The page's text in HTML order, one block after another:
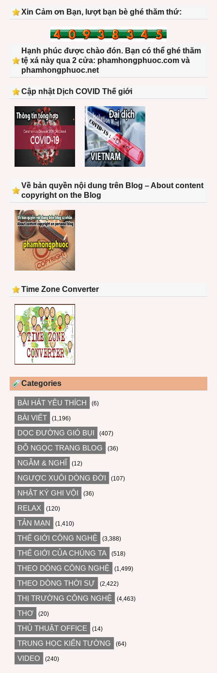
Xin Cảm ơn Bạn, lượt bạn bè ghé thăm thứ:
Hạnh phúc được chào đón. Bạn có thể ghé thăm
tệ xá này qua 2 cửa: phamhongphuoc.com và
phamhongphuoc.net
Cập nhật Dịch COVID Thế giới
Về bản quyền nội dung trên Blog – About content
copyright on the Blog
Time Zone Converter
Categories
BÀI HÁT YÊU THÍCH (6)
BÀI VIẾT (1,196)
DỌC ĐƯỜNG GIÓ BỤI (407)
ĐỖ NGỌC TRANG BLOG (36)
NGẪM & NGHĨ (12)
NGƯỢC XUÔI DÒNG ĐỜI (107)
NHẬT KÝ GHI VỘI (36)
RELAX (120)
TẢN MẠN (1,410)
THẾ GIỚI CÔNG NGHỆ (3,388)
THẾ GIỚI CỦA CHÚNG TA (518)
THEO DÒNG CÔNG NGHỆ (1,499)
THEO DÒNG THỜI SỰ (2,422)
THỊ TRƯỜNG CÔNG NGHỆ (4,463)
THƠ (20)
THỦ THUẬT OFFICE (14)
TRUNG HỌC KIẾN TƯỜNG (64)
VIDEO (240)